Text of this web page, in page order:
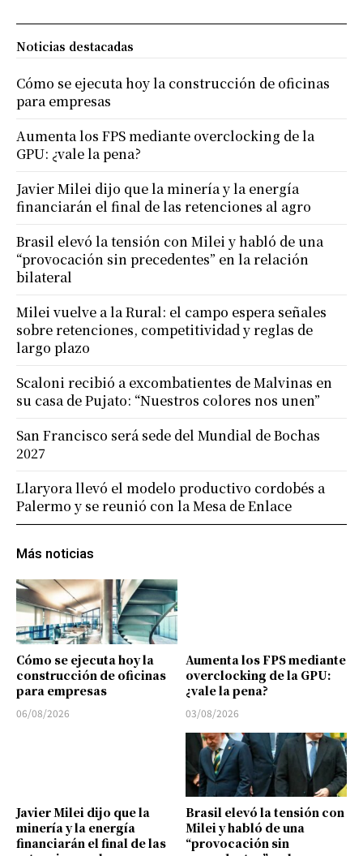
Más noticias
Cómo se ejecuta hoy la
construcción de oficinas
para empresas
06/08/2026
Aumenta los FPS mediante
overclocking de la GPU:
¿vale la pena?
03/08/2026
Javier Milei dijo que la
minería y la energía
financiarán el final de las
Brasil elevó la tensión con
Milei y habló de una
“provocación sin
Noticias destacadas
Cómo se ejecuta hoy la construcción de oficinas
para empresas
Aumenta los FPS mediante overclocking de la
GPU: ¿vale la pena?
Javier Milei dijo que la minería y la energía
financiarán el final de las retenciones al agro
Brasil elevó la tensión con Milei y habló de una
“provocación sin precedentes” en la relación
bilateral
Milei vuelve a la Rural: el campo espera señales
sobre retenciones, competitividad y reglas de
largo plazo
Scaloni recibió a excombatientes de Malvinas en
su casa de Pujato: “Nuestros colores nos unen”
San Francisco será sede del Mundial de Bochas
2027
Llaryora llevó el modelo productivo cordobés a
Palermo y se reunió con la Mesa de Enlace